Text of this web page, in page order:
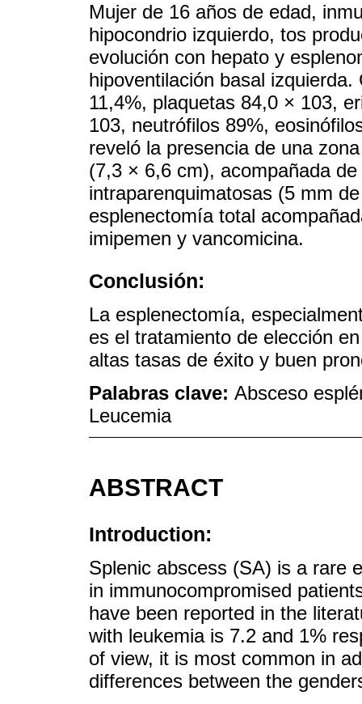
Mujer de 16 años de edad,
hipocondrio izquierdo, tos
evolución con hepato y
hipoventilación basal
11,4%, plaquetas 84,0 × 103,
103, neutrófilos 89%,
reveló la presencia de una
(7,3 × 6,6 cm), acompañada
intraparenquimatosas (5 mm
esplenectomía total
imipemen y vancomicina.
Conclusión:
La esplenectomía,
es el tratamiento de elección
altas tasas de éxito y buen
Palabras clave: Absceso
Leucemia
ABSTRACT
Introduction:
Splenic abscess (SA) is a rare
in immunocompromised
have been reported in the
with leukemia is 7.2 and 1%
of view, it is most common in
differences between the